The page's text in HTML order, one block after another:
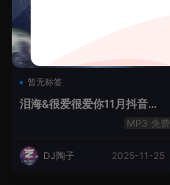
暂无标签
泪海&很爱很爱你11月抖音串
免费
DJ陶子 2025-11-25